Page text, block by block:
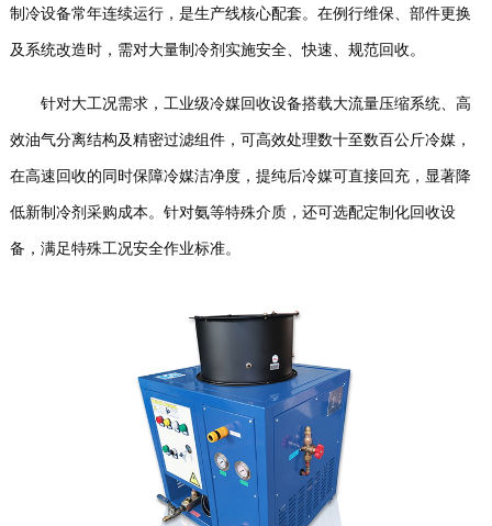
制冷设备常年连续运行，是生产线核心配套。在例行维保、部件更换
及系统改造时，需对大量制冷剂实施安全、快速、规范回收。
针对大工况需求，工业级冷媒回收设备搭载大流量压缩系统、高
效油气分离结构及精密过滤组件，可高效处理数十至数百公斤冷媒，
在高速回收的同时保障冷媒洁净度，提纯后冷媒可直接回充，显著降
低新制冷剂采购成本。针对氨等特殊介质，还可选配定制化回收设
备，满足特殊工况安全作业标准。